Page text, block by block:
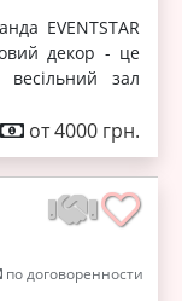
EVENTSTAR
декор - це
зал
от 4000 грн.
по договоренности